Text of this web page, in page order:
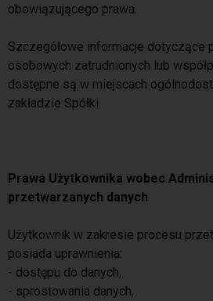
obowiązującego prawa.
Szczegółowe informacje dotyczące
osobowych zatrudnionych lub
dostępne są w miejscach
zakładzie Spółki.
Prawa Użytkownika wobec
przetwarzanych danych
Użytkownik w zakresie procesu
posiada uprawnienia:
- dostępu do danych,
- sprostowania danych,